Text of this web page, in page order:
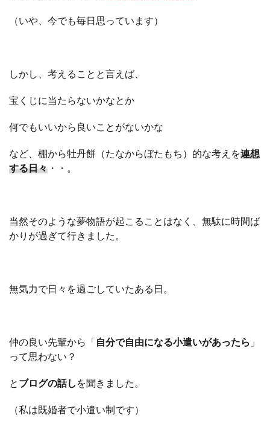
（いや、今でも毎日思っています）
しかし、考えることと言えば、
宝くじに当たらないかなとか
何でもいいから良いことがないかな
など、棚から牡丹餅（たなからぼたもち）的な考えを連想
する日々 ・・。
当然そのような夢物語が起こることはなく、無駄に時間ば
かりが過ぎて行きました。
無気力で日々を過ごしていたある日。
仲の良い先輩から「自分で自由になる小遣いがあったら 」
って思わない？
と ブログの話し を聞きました。
（私は既婚者で小遣い制です）